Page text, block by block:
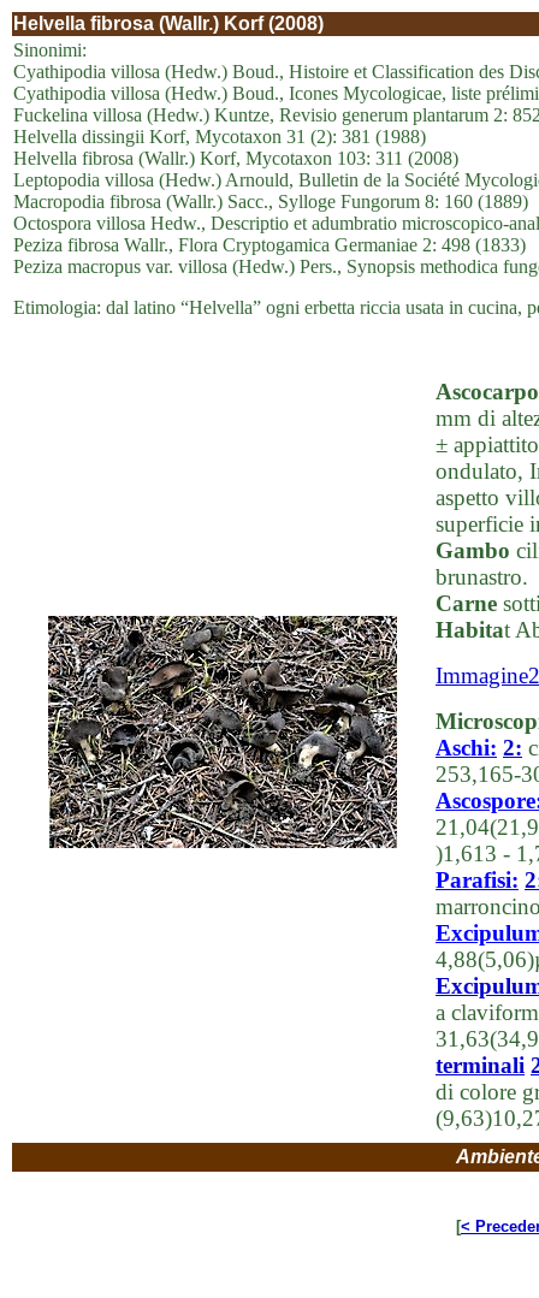
Helvella fibrosa (Wallr.) Korf (2008)
Sinonimi:
Cyathipodia villosa (Hedw.) Boud., Histoire et Classification des
Cyathipodia villosa (Hedw.) Boud., Icones Mycologicae, liste
Fuckelina villosa (Hedw.) Kuntze, Revisio generum plantarum 2:
Helvella dissingii Korf, Mycotaxon 31 (2): 381 (1988)
Helvella fibrosa (Wallr.) Korf, Mycotaxon 103: 311 (2008)
Leptopodia villosa (Hedw.) Arnould, Bulletin de la Société
Macropodia fibrosa (Wallr.) Sacc., Sylloge Fungorum 8: 160 (1889)
Octospora villosa Hedw., Descriptio et adumbratio microscopico-
Peziza fibrosa Wallr., Flora Cryptogamica Germaniae 2: 498 (1833)
Peziza macropus var. villosa (Hedw.) Pers., Synopsis methodica
Etimologia: dal latino “Helvella” ogni erbetta riccia usata in cucina,
Ascocarpo
mm di
±
ondulato,
aspetto
superficie
Gambo
brunastro.
Carne
Habitat
Immagine2
Aschi: 2:
253,165-
)1,613 -
Parafisi:
a
terminali
di colore
[<